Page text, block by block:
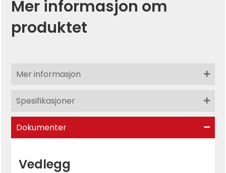
Mer informasjon om
produktet
Mer informasjon
Spesifikasjoner
Dokumenter
Vedlegg